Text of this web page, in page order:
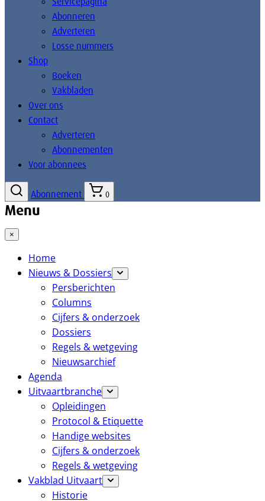
Abonneren
Adverteren
Losse nummers
Shop
Boeken
Vakbladen
Over ons
Contact
Adverteren
Abonnementen
Voor abonnees
Abonnement 0
Menu
×
Home
Nieuws & Dossiers
Persberichten
Columns
Cijfers & onderzoek
Dossiers
Regels & wetgeving
Nieuwsarchief
Agenda
Uitvaartbranche
Opleidingen
Protocol & Etiquette
Handige websites
Cijfers & onderzoek
Regels & wetgeving
Vakblad Uitvaart
Historie